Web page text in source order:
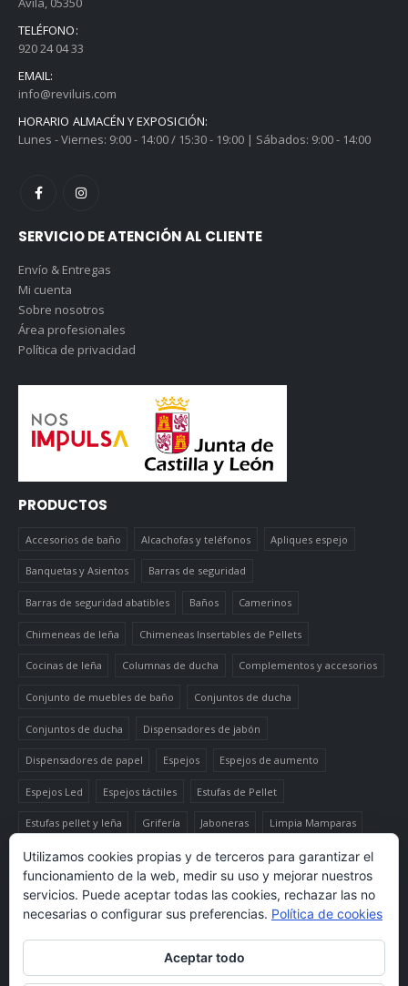
TELÉFONO:
920 24 04 33
EMAIL:
info@reviluis.com
HORARIO ALMACÉN Y EXPOSICIÓN:
Lunes - Viernes: 9:00 - 14:00 / 15:30 - 19:00 | Sábados: 9:00 - 14:00
SERVICIO DE ATENCIÓN AL CLIENTE
Envío & Entregas
Mi cuenta
Sobre nosotros
Área profesionales
Política de privacidad
PRODUCTOS
Accesorios de baño Alcachofas y teléfonos Apliques espejo
Banquetas y Asientos Barras de seguridad
Barras de seguridad abatibles Baños Camerinos
Chimeneas de leña Chimeneas Insertables de Pellets
Cocinas de leña Columnas de ducha Complementos y accesorios
Conjunto de muebles de baño Conjuntos de ducha
Conjuntos de ducha Dispensadores de jabón
Dispensadores de papel Espejos Espejos de aumento
Espejos Led Espejos táctiles Estufas de Pellet
Estufas pellet y leña Grifería Jaboneras Limpia Mamparas
Luminaria Mueble auxiliar alto Muebles de baño Papeleras
Termo-productos de leña TermoChimeneas de Pellets
TermoEstufas de Pellets Toalleros eléctricos secatoallas
Utilizamos cookies propias y de terceros para garantizar el
funcionamiento de la web, medir su uso y mejorar nuestros
servicios. Puede aceptar todas las cookies, rechazar las no
necesarias o configurar sus preferencias. Política de cookies
Aceptar todo